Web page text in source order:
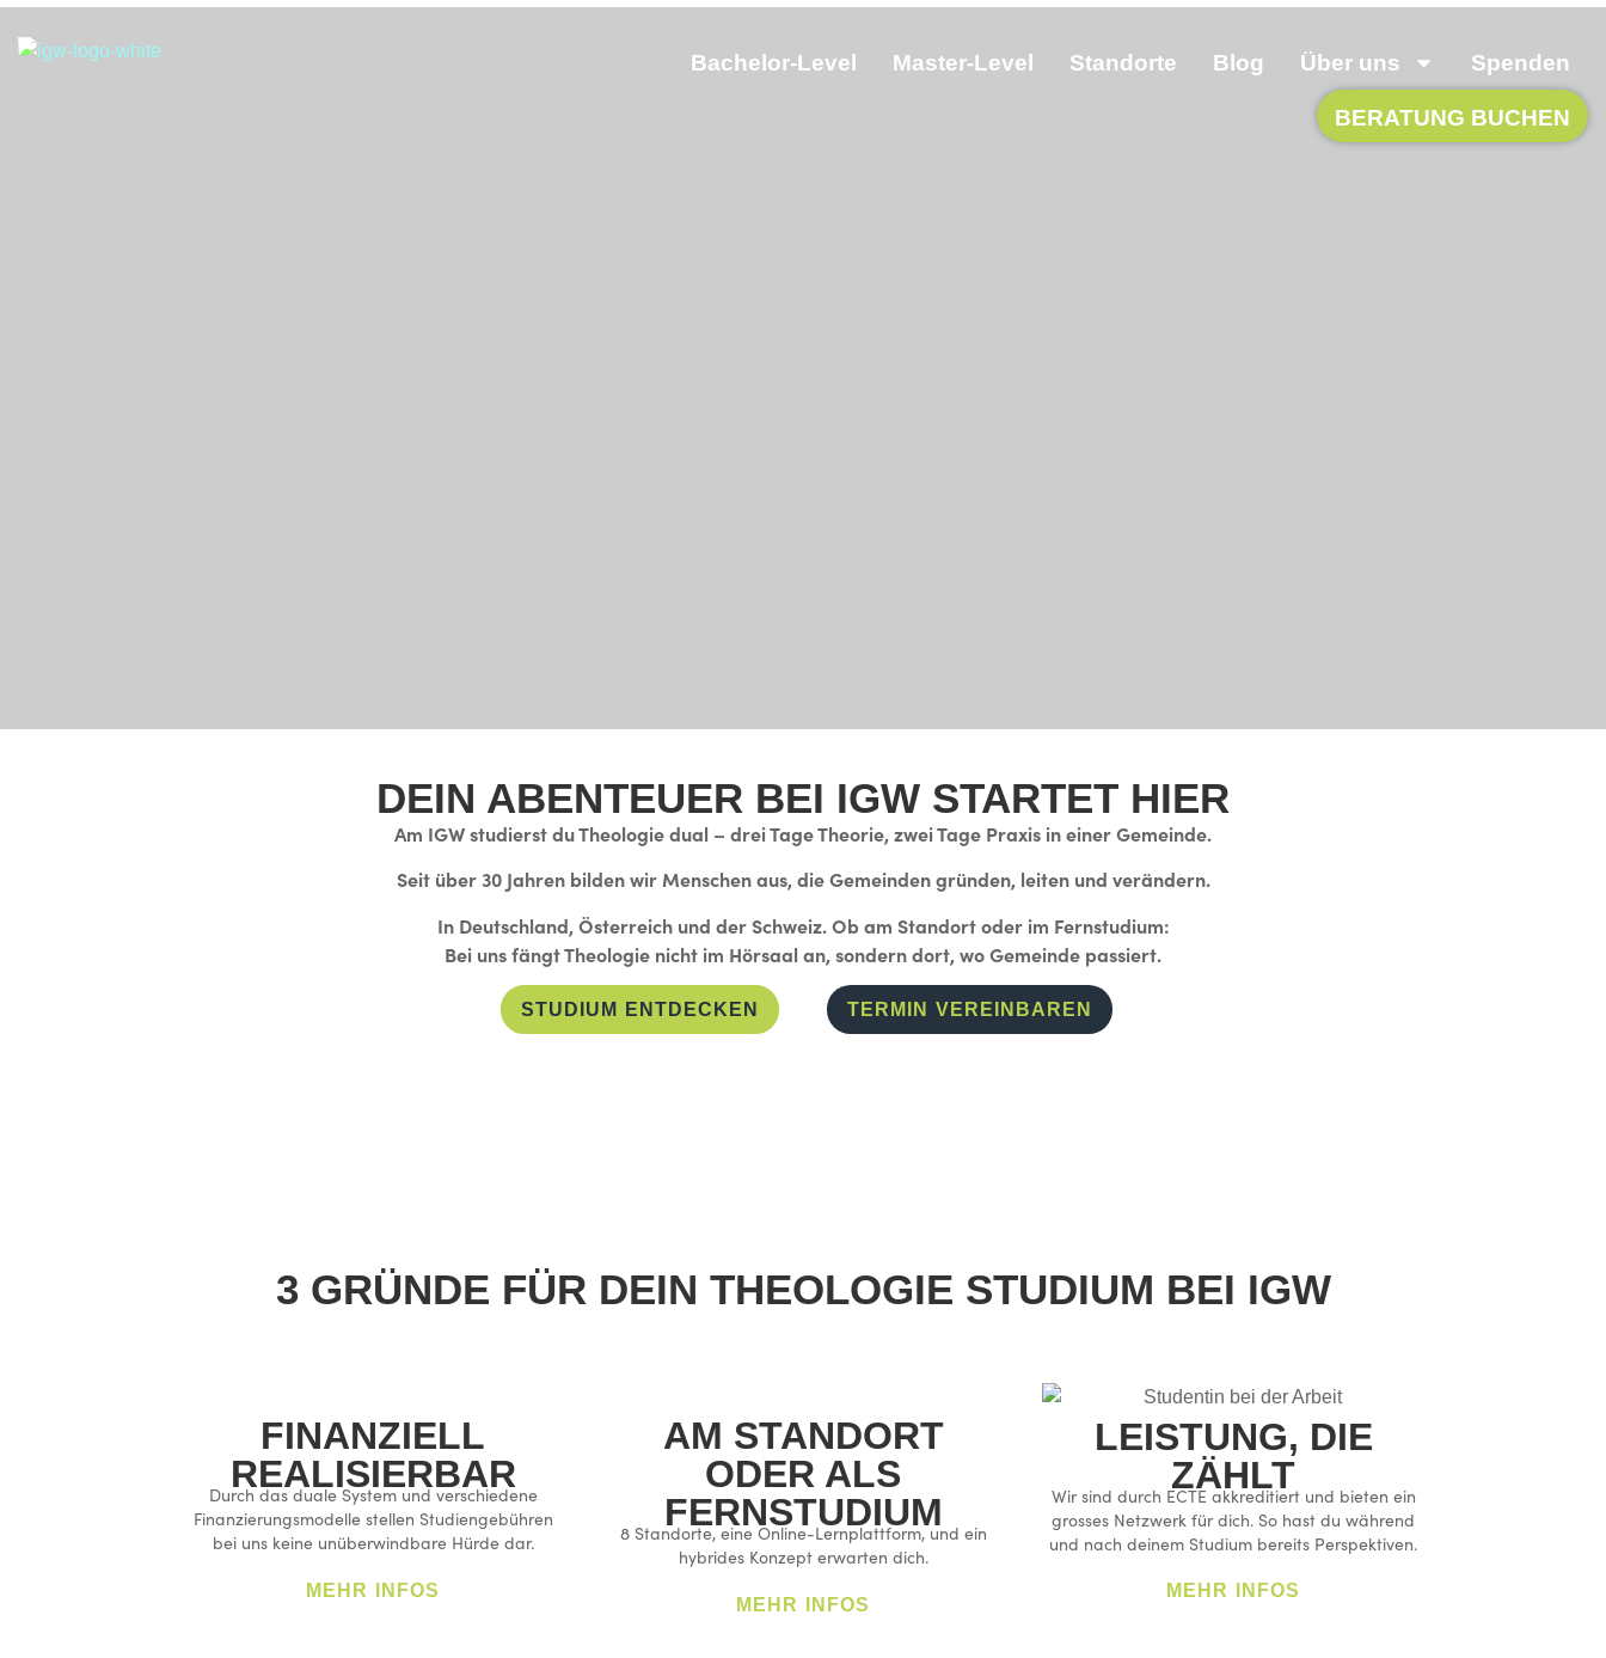
Bachelor-Level Master-Level Standorte Blog Über uns Spenden
BERATUNG BUCHEN
DEIN ABENTEUER BEI IGW STARTET HIER
Am IGW studierst du Theologie dual – drei Tage Theorie, zwei Tage Praxis in einer Gemeinde.
Seit über 30 Jahren bilden wir Menschen aus, die Gemeinden gründen, leiten und verändern.
In Deutschland, Österreich und der Schweiz. Ob am Standort oder im Fernstudium:
Bei uns fängt Theologie nicht im Hörsaal an, sondern dort, wo Gemeinde passiert.
STUDIUM ENTDECKEN TERMIN VEREINBAREN
3 GRÜNDE FÜR DEIN THEOLOGIE STUDIUM BEI IGW
FINANZIELL
REALISIERBAR
Durch das duale System und verschiedene
Finanzierungsmodelle stellen Studiengebühren
bei uns keine unüberwindbare Hürde dar.
MEHR INFOS
AM STANDORT
ODER ALS
FERNSTUDIUM
8 Standorte, eine Online-Lernplattform, und ein
hybrides Konzept erwarten dich.
MEHR INFOS
LEISTUNG, DIE
ZÄHLT
Wir sind durch ECTE akkreditiert und bieten ein
grosses Netzwerk für dich. So hast du während
und nach deinem Studium bereits Perspektiven.
MEHR INFOS